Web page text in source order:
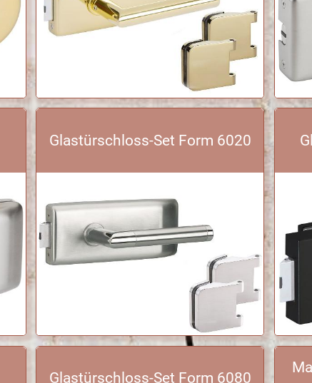
Glastürschloss-Set Form 6020
Glastürschloss-Set Form 6080